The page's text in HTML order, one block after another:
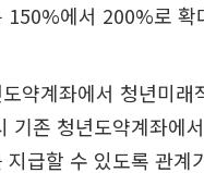
150%에서 200%로 확
약계좌에서 청년미
기존 청년도약계좌에
지급할 수 있도록 관계